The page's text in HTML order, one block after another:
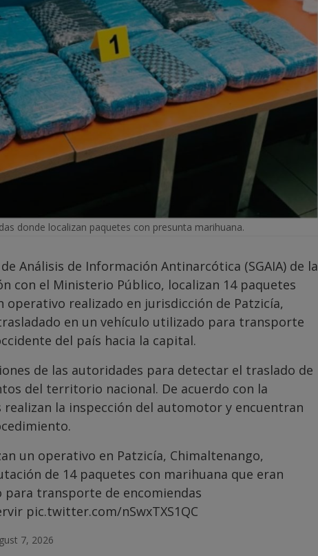
donde localizan paquetes con presunta marihuana.
Análisis de Información Antinarcótica (SGAIA) de la
con el Ministerio Público, localizan 14 paquetes
realizado en jurisdicción de Patzicía,
en un vehículo utilizado para transporte
del país hacia la capital.
de las autoridades para detectar el traslado de
del territorio nacional. De acuerdo con la
la inspección del automotor y encuentran
un operativo en Patzicía, Chimaltenango,
de 14 paquetes con marihuana que eran
transporte de encomiendas
pic.twitter.com/nSwxTXS1QC
7, 2026